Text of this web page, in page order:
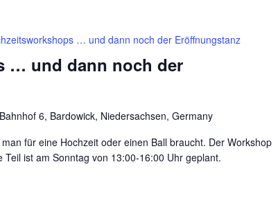
… und dann noch der
… und dann noch der Eröffnungstanz
6, Bardowick, Niedersachsen, Germany
für eine Hochzeit oder einen Ball braucht. Der Workshop
ist am Sonntag von 13:00-16:00 Uhr geplant.